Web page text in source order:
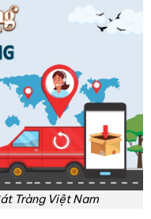
Tràng Việt Nam